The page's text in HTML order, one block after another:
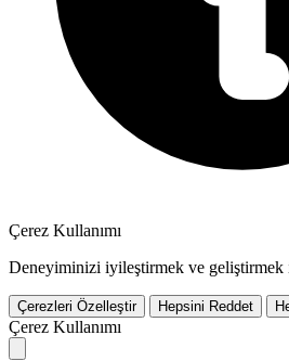
Çerez Kullanımı
Deneyiminizi iyileştirmek ve geliştirmek
Çerezleri Özelleştir Hepsini Reddet
Çerez Kullanımı